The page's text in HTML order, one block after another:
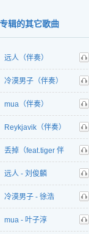
辑的其它歌曲
远人（伴奏）
听
冷漠男子（伴奏）
听
mua（伴奏）
听
Reykjavik（伴奏）
听
丢掉（feat.tiger 伴
听
远人 - 刘俊麟
听
冷漠男子 - 徐浩
听
mua - 叶子淳
听